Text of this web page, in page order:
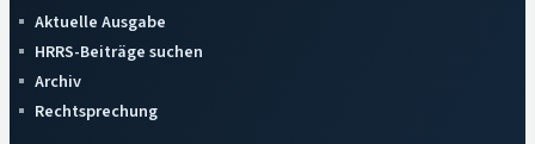
Aktuelle Ausgabe
HRRS-Beiträge suchen
Archiv
Rechtsprechung